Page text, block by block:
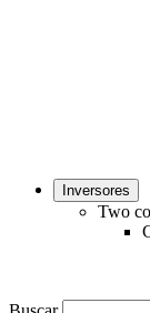
Inversores
Two